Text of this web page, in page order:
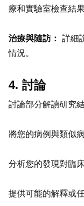
療和實驗室檢查結果
治療與隨訪： 詳細
情況。
4. 討論
討論部分解讀研究
將您的病例與類似
分析您的發現對臨
提供可能的解釋或